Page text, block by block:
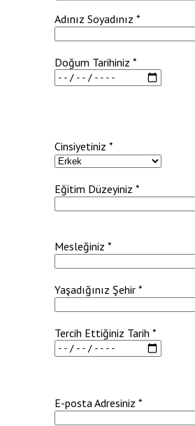
Adınız Soyadınız *
Doğum Tarihiniz *
Cinsiyetiniz *
Eğitim Düzeyiniz *
Mesleğiniz *
Yaşadığınız Şehir *
Tercih Ettiğiniz Tarih *
E-posta Adresiniz *